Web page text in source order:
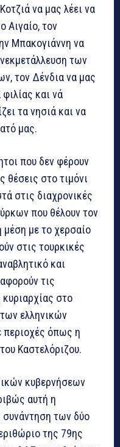
να μας λέει να
Αιγαίο, τον
Μπακογιάννη να
των
τον Δένδια να μας
φιλίας και νά
τα νησιά και να
μας.
που δεν φέρουν
θέσεις στο τιμόνι
στις διαχρονικές
που θέλουν τον
μέση με το χερσαίο
στις τουρκικές
και
τις
στο
ελληνικών
περιοχές όπως η
Καστελόριζου.
κυβερνήσεων
αυτή η
των δύο
της 79ης